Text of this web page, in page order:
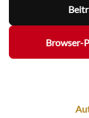
Browser-